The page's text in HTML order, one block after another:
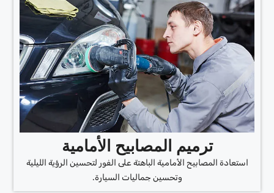
ترميم المصابيح الأمامية
استعادة المصابيح الأمامية الباهتة على الفور لتحسين الرؤية الليلية
وتحسين جماليات السيارة.